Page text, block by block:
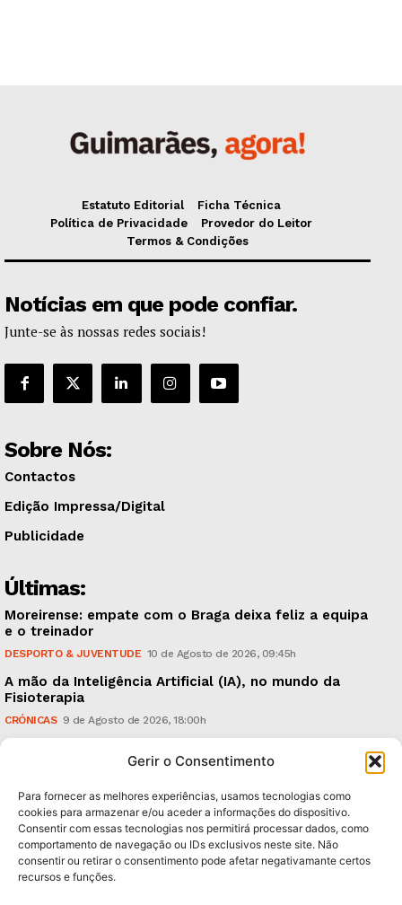
Gerir o Consentimento
Para fornecer as melhores experiências, usamos tecnologias como
cookies para armazenar e/ou aceder a informações do dispositivo.
Consentir com essas tecnologias nos permitirá processar dados, como
comportamento de navegação ou IDs exclusivos neste site. Não
consentir ou retirar o consentimento pode afetar negativamante certos
recursos e funções.
Estatuto Editorial
Ficha Técnica
Política de Privacidade
Provedor do Leitor
Termos & Condições
Notícias em que pode confiar.
Junte-se às nossas redes sociais!
Sobre Nós:
Contactos
Edição Impressa/Digital
Publicidade
Últimas:
Moreirense: empate com o Braga deixa feliz a equipa
e o treinador
DESPORTO & JUVENTUDE 10 de Agosto de 2026, 09:45h
A mão da Inteligência Artificial (IA), no mundo da
Fisioterapia
CRÓNICAS 9 de Agosto de 2026, 18:00h
18.926 espectadores
Subscreva Newsletter: